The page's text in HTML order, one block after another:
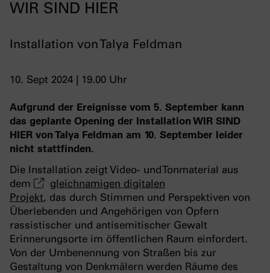
WIR SIND HIER
Installation von Talya Feldman
10. Sept 2024 | 19.00 Uhr
Aufgrund der Ereignisse vom 5. September kann
das geplante Opening der Installation WIR SIND
HIER von Talya Feldman am 10. September leider
nicht stattfinden.
Die Installation zeigt Video- und Tonmaterial aus
dem
gleichnamigen digitalen
Projekt, das durch Stimmen und Perspektiven von
Überlebenden und Angehörigen von Opfern
rassistischer und antisemitischer Gewalt
Erinnerungsorte im öffentlichen Raum einfordert.
Von der Umbenennung von Straßen bis zur
Gestaltung von Denkmälern werden Räume des